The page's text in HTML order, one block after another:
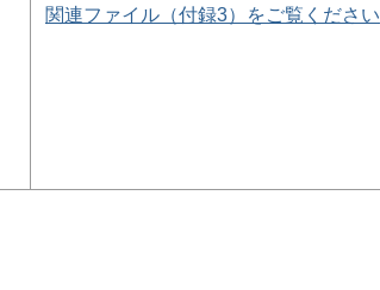
関連ファイル（付録3）をご覧ください